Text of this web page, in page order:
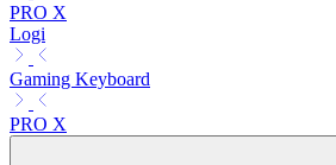
PRO X
Logi
Gaming Keyboard
PRO X